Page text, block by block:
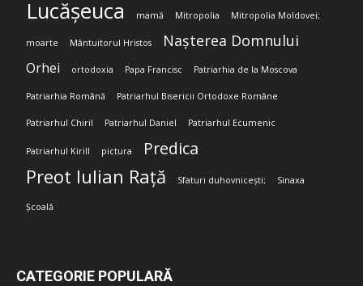
Lucășeuca mamă Mitropolia Mitropolia Moldovei;
moarte Mântuitorul Hristos Nașterea Domnului
Orhei ortodoxia Papa Francisc Patriarhia de la Moscova
Patriarhia Română Patriarhul Bisericii Ortodoxe Române
Patriarhul Chiril Patriarhul Daniel Patriarhul Ecumenic
Patriarhul Kirill pictura Predica
Preot Iulian Rață Sfaturi duhovnicești; Sinaxa
Școală
CATEGORIE POPULARĂ